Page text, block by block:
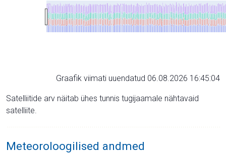
Graafik viimati uuendatud 06.08.2026 16:45:04
Satelliitide arv näitab ühes tunnis tugijaamale nähtavaid
satelliite.
Meteoroloogilised andmed